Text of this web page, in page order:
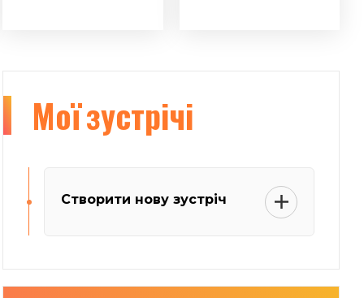
Моїзустрічі
Створити нову зустріч